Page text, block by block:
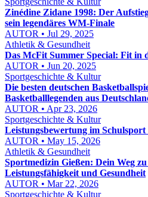
Zinédine Zidane 1998: Der
sein legendäres WM-Finale
AUTOR • Jul 29, 2025
Athletik & Gesundheit
Das McFit Summer Special: Fit in
AUTOR • Jun 20, 2025
Sportgeschichte & Kultur
Die besten deutschen
Basketballlegenden aus
AUTOR • Apr 23, 2026
Sportgeschichte & Kultur
Leistungsbewertung im Schulsport
AUTOR • May 15, 2026
Athletik & Gesundheit
Sportmedizin Gießen: Dein Weg
Leistungsfähigkeit und Gesundheit
AUTOR • Mar 22, 2026
Sportgeschichte & Kultur